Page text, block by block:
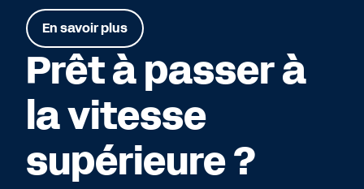
En savoir plus
Prêt à passer à
la vitesse
supérieure ?